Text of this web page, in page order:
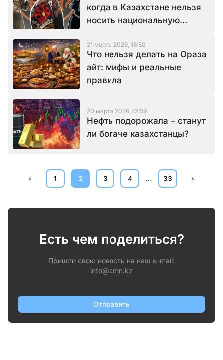
когда в Казахстане нельзя
носить национальную
21 марта 2026, 16:50
Что нельзя делать на Ораза
айт: мифы и реальные
правила
20 марта 2026, 12:59
Нефть подорожала – станут
ли богаче казахстанцы?
‹ 1 2 3 4 … 33 ›
Есть чем поделиться?
Пришли свою новость на наш e-mail:
info@cmn.kz
Отправить